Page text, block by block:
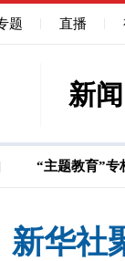
题 直播
新闻
“主题教育”专
新华社